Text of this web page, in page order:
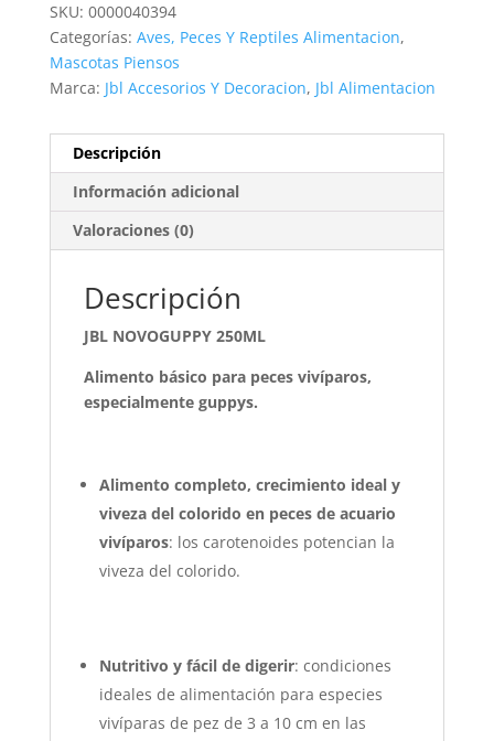
SKU: 0000040394
Categorías: Aves, Peces Y Reptiles Alimentacion,
Mascotas Piensos
Marca: Jbl Accesorios Y Decoracion, Jbl Alimentacion
Descripción
Información adicional
Valoraciones (0)
Descripción
JBL NOVOGUPPY 250ML
Alimento básico para peces vivíparos,
especialmente guppys.
Alimento completo, crecimiento ideal y
viveza del colorido en peces de acuario
vivíparos: los carotenoides potencian la
viveza del colorido.
Nutritivo y fácil de digerir: condiciones
ideales de alimentación para especies
vivíparas de pez de 3 a 10 cm en las